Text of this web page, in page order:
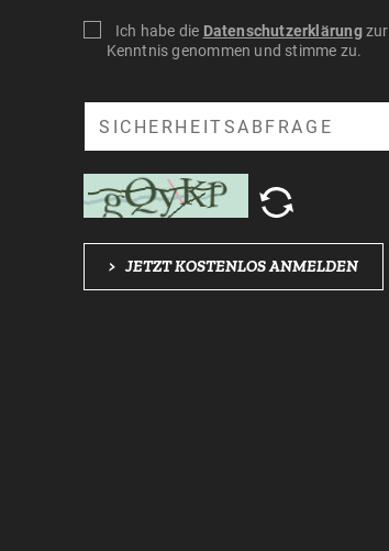
Ich habe die Datenschutzerklärungzur
Kenntnis genommen und stimme zu.
Suche
> JETZT KOSTENLOS ANMELDEN